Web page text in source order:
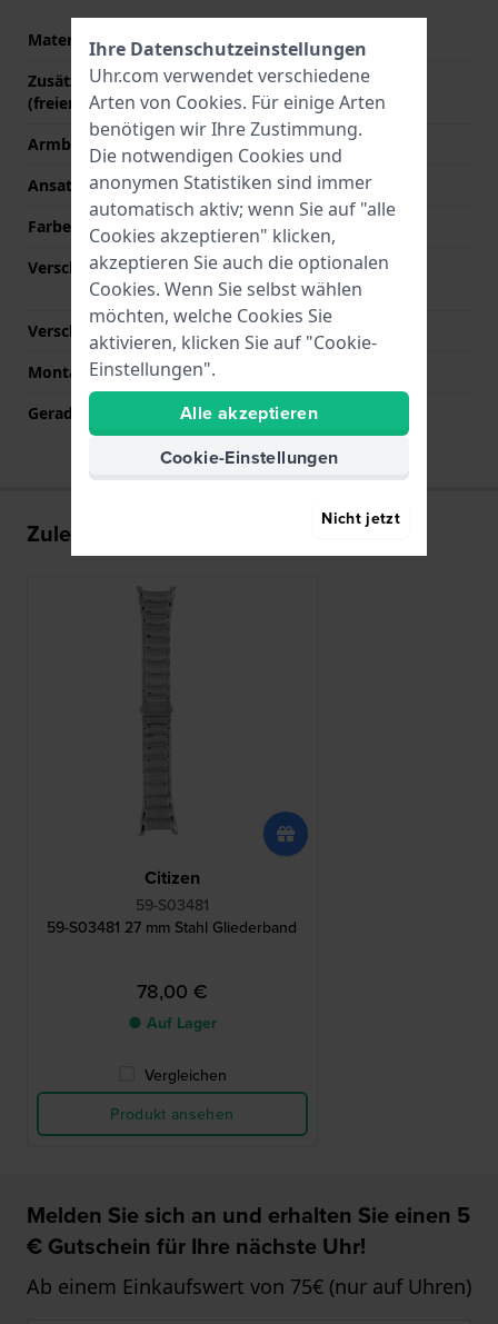
Material des Armbands
Edelstahl
Zusätzliche Informationen
(freier Text)
Stainless Steel Bracelet
Armbandbreite
Ansatzbreite
19 mm
Farbe des Armbands
Silber
Verschlusstyp
Faltschließe mit
Druckknöpfen
Verschlussfarbe
Montagetyp
Gerade Bandhalterung
Nein
Zuletzt angesehen
Citizen
59-S03481
59-S03481 27 mm Stahl Gliederband
78,00 €
● Auf Lager
Vergleichen
Produkt ansehen
Melden Sie sich an und erhalten Sie einen 5
€ Gutschein für Ihre nächste Uhr!
Ab einem Einkaufswert von 75€ (nur auf Uhren)
Ihre Datenschutzeinstellungen
Uhr.com verwendet verschiedene
Arten von Cookies. Für einige Arten
benötigen wir Ihre Zustimmung.
Die notwendigen Cookies und
anonymen Statistiken sind immer
automatisch aktiv; wenn Sie auf "alle
Cookies akzeptieren" klicken,
akzeptieren Sie auch die optionalen
Cookies. Wenn Sie selbst wählen
möchten, welche Cookies Sie
aktivieren, klicken Sie auf "Cookie-
Einstellungen".
Alle akzeptieren
Cookie-Einstellungen
Nicht jetzt